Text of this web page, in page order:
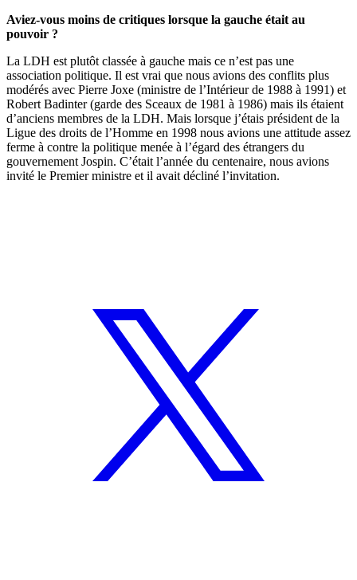
Aviez-vous moins de critiques lorsque la gauche était au
pouvoir ?
La LDH est plutôt classée à gauche mais ce n’est pas une
association politique. Il est vrai que nous avions des conflits plus
modérés avec Pierre Joxe (ministre de l’Intérieur de 1988 à 1991) et
Robert Badinter (garde des Sceaux de 1981 à 1986) mais ils étaient
d’anciens membres de la LDH. Mais lorsque j’étais président de la
Ligue des droits de l’Homme en 1998 nous avions une attitude assez
ferme à contre la politique menée à l’égard des étrangers du
gouvernement Jospin. C’était l’année du centenaire, nous avions
invité le Premier ministre et il avait décliné l’invitation.